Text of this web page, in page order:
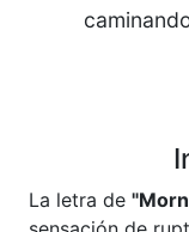
La letra de